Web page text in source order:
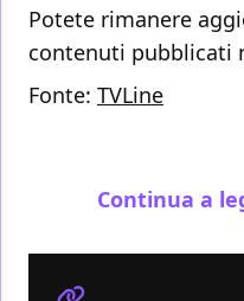
Potete rimanere
contenuti pubblicati
Fonte: TVLine
Continua a